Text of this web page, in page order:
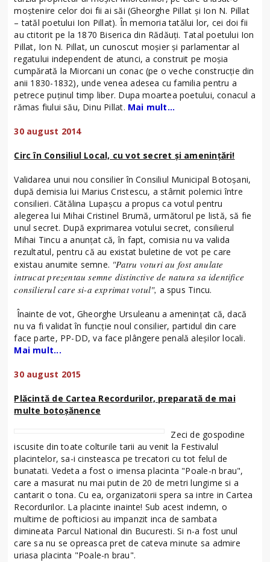
moștenire celor doi fii ai săi (Gheorghe Pillat și Ion N. Pillat
– tatăl poetului Ion Pillat). În memoria tatălui lor, cei doi fii
au ctitorit pe la 1870 Biserica din Rădăuți. Tatal poetului Ion
Pillat, Ion N. Pillat, un cunoscut moşier şi parlamentar al
regatului independent de atunci, a construit pe moşia
cumpărată la Miorcani un conac (pe o veche construcţie din
anii 1830-1832), unde venea adesea cu familia pentru a
petrece puţinul timp liber. Dupa moartea poetului, conacul a
rămas fiului său, Dinu Pillat. Mai mult...
30 august 2014
Circ în Consiliul Local, cu vot secret şi ameninţări!
Validarea unui nou consilier în Consiliul Municipal Botoșani,
după demisia lui Marius Cristescu, a stârnit polemici între
consilieri. Cătălina Lupașcu a propus ca votul pentru
alegerea lui Mihai Cristinel Brumă, următorul pe listă, să fie
unul secret. După exprimarea votului secret, consilierul
Mihai Tincu a anunțat că, în fapt, comisia nu va valida
rezultatul, pentru că au existat buletine de vot pe care
existau anumite semne. "Patru voturi au fost anulate
intrucat prezentau semne distinctive de natura sa identifice
consilierul care si-a exprimat votul", a spus Tincu.
Înainte de vot, Gheorghe Ursuleanu a amenințat că, dacă
nu va fi validat în funcție noul consilier, partidul din care
face parte, PP-DD, va face plângere penală aleșilor locali.
Mai mult...
30 august 2015
Plăcintă de Cartea Recordurilor, preparată de mai
multe botoșănence
Zeci de gospodine
iscusite din toate colturile tarii au venit la Festivalul
placintelor, sa-i cinsteasca pe trecatori cu tot felul de
bunatati. Vedeta a fost o imensa placinta "Poale-n brau",
care a masurat nu mai putin de 20 de metri lungime si a
cantarit o tona. Cu ea, organizatorii spera sa intre in Cartea
Recordurilor. La placinte inainte! Sub acest indemn, o
multime de pofticiosi au impanzit inca de sambata
dimineata Parcul National din Bucuresti. Si n-a fost unul
care sa nu se opreasca pret de cateva minute sa admire
uriasa placinta "Poale-n brau".